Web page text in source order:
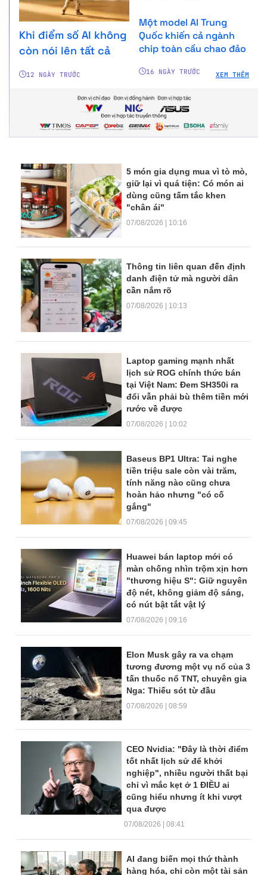
Khi điểm số AI không
còn nói lên tất cả
12 NGÀY TRƯỚC
Một model AI Trung
Quốc khiến cả ngành
chip toàn cầu chao đảo
16 NGÀY TRƯỚC XEM THÊM
5 món gia dụng mua vì tò mò,
giữ lại vì quá tiện: Có món ai
dùng cũng tấm tắc khen
"chân ái"
07/08/2026 | 10:16
Thông tin liên quan đến định
danh điện tử mà người dân
cần nắm rõ
07/08/2026 | 10:13
Laptop gaming mạnh nhất
lịch sử ROG chính thức bán
tại Việt Nam: Đem SH350i ra
đổi vẫn phải bù thêm tiền mới
rước về được
07/08/2026 | 10:02
Baseus BP1 Ultra: Tai nghe
tiền triệu sale còn vài trăm,
tính năng nào cũng chưa
hoàn hảo nhưng "có cố
gắng"
07/08/2026 | 09:45
Huawei bán laptop mới có
màn chống nhìn trộm xịn hơn
"thương hiệu S": Giữ nguyên
độ nét, không giảm độ sáng,
có nút bật tắt vật lý
07/08/2026 | 09:16
Elon Musk gây ra va chạm
tương đương một vụ nổ của 3
tấn thuốc nổ TNT, chuyên gia
Nga: Thiếu sót từ đầu
07/08/2026 | 08:59
CEO Nvidia: "Đây là thời điểm
tốt nhất lịch sử để khởi
nghiệp", nhiều người thất bại
chỉ vì mắc kẹt ở 1 ĐIỀU ai
cũng hiểu nhưng ít khi vượt
qua được
07/08/2026 | 08:41
AI đang biến mọi thứ thành
hàng hóa, chỉ còn một tài sản